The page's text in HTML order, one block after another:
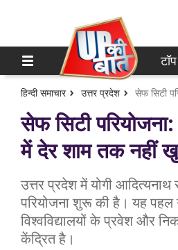
होम
टॉप न्यूज़
UP की बात
राजनीति
क्राइम
शिक्षा
हिन्दी समाचार उत्तर प्रदेश
सेफ सिटी
में देर शाम तक नहीं
उत्तर प्रदेश में योगी
परियोजना शुरू की है। यह पहल
विश्वविद्यालयों के प्रवेश और
केंद्रित है।
नोएडा
गाजियाबाद
लखनऊ
कानपुर
वाराणसी
आगरा
अयोध्या